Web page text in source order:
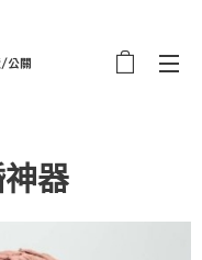
公關
器